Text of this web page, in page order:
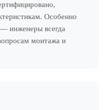
Особенно
инженеры всегда
монтажа и